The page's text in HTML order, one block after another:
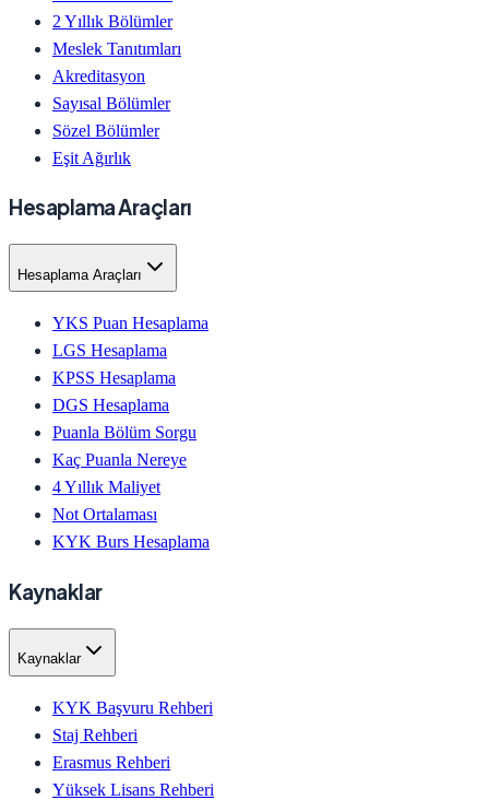
2 Yıllık Bölümler
Meslek Tanıtımları
Akreditasyon
Sayısal Bölümler
Sözel Bölümler
Eşit Ağırlık
Hesaplama Araçları
Hesaplama Araçları
YKS Puan Hesaplama
LGS Hesaplama
KPSS Hesaplama
DGS Hesaplama
Puanla Bölüm Sorgu
Kaç Puanla Nereye
4 Yıllık Maliyet
Not Ortalaması
KYK Burs Hesaplama
Kaynaklar
Kaynaklar
KYK Başvuru Rehberi
Staj Rehberi
Erasmus Rehberi
Yüksek Lisans Rehberi